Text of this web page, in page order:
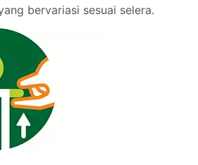
bervariasi sesuai selera.